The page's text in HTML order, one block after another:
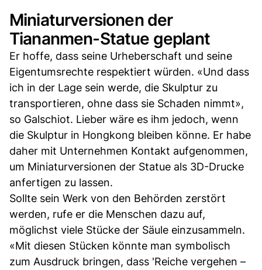
Miniaturversionen der
Tiananmen-Statue geplant
Er hoffe, dass seine Urheberschaft und seine
Eigentumsrechte respektiert würden. «Und dass
ich in der Lage sein werde, die Skulptur zu
transportieren, ohne dass sie Schaden nimmt»,
so Galschiot. Lieber wäre es ihm jedoch, wenn
die Skulptur in Hongkong bleiben könne. Er habe
daher mit Unternehmen Kontakt aufgenommen,
um Miniaturversionen der Statue als 3D-Drucke
anfertigen zu lassen.
Sollte sein Werk von den Behörden zerstört
werden, rufe er die Menschen dazu auf,
möglichst viele Stücke der Säule einzusammeln.
«Mit diesen Stücken könnte man symbolisch
zum Ausdruck bringen, dass 'Reiche vergehen –